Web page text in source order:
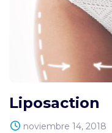
Liposaction
noviembre 14, 2018